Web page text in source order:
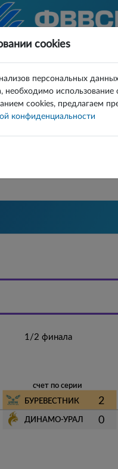
cookies
персональных
необходимо использование
cookies, предлагаем
конфиденциальности
1/2 финала
счет по серии
0
ДИНАМО-УРАЛ
2
БУРЕВЕСТНИК